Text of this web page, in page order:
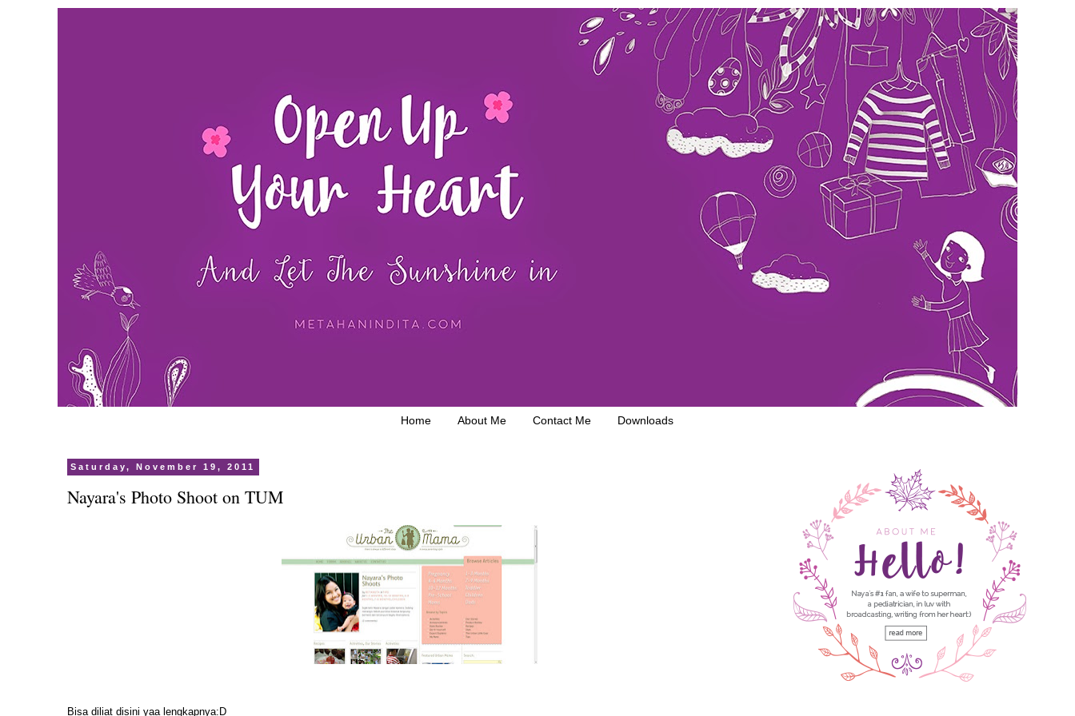
Home About Me Contact Me Downloads
Saturday, November 19, 2011
Nayara's Photo Shoot on TUM
Bisa diliat disini yaa lengkapnya:D